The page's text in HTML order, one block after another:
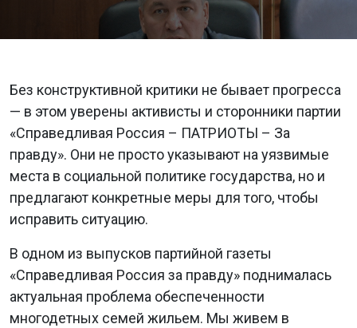
Без конструктивной критики не бывает прогресса
— в этом уверены активисты и сторонники партии
«Справедливая Россия – ПАТРИОТЫ – За
правду». Они не просто указывают на уязвимые
места в социальной политике государства, но и
предлагают конкретные меры для того, чтобы
исправить ситуацию.
В одном из выпусков партийной газеты
«Справедливая Россия за правду» поднималась
актуальная проблема обеспеченности
многодетных семей жильем. Мы живем в